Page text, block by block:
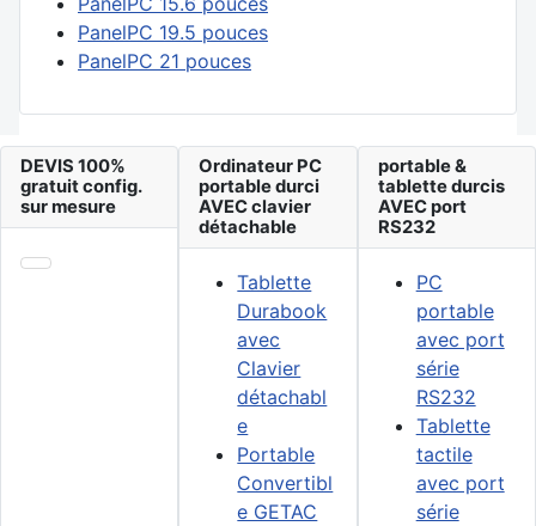
PanelPC 19.5 pouces
PanelPC 21 pouces
DEVIS 100%
gratuit config.
sur mesure
Ordinateur PC
portable durci
AVEC clavier
détachable
Tablette
Durabook
avec
Clavier
détachabl
e
Portable
Convertibl
e GETAC
portable &
tablette durcis
AVEC port
RS232
PC
portable
avec port
série
RS232
Tablette
tactile
avec port
série